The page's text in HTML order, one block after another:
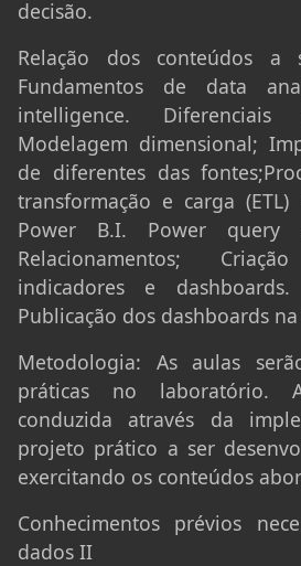
decisão.
Relação dos conteúdos a
Fundamentos de data
intelligence.
Modelagem dimensional;
de diferentes das
transformação e carga
Power B.I. Power query
Relacionamentos;
indicadores e
Publicação dos dashboards
Metodologia: As aulas
práticas no laboratório.
conduzida através da
projeto prático a ser
exercitando os conteúdos
Conhecimentos prévios
dados II